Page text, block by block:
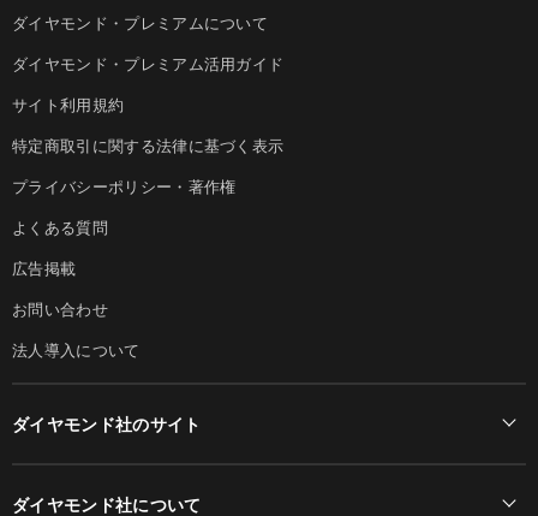
ダイヤモンド・プレミアムについて
ダイヤモンド・プレミアム活用ガイド
サイト利用規約
特定商取引に関する法律に基づく表示
プライバシーポリシー・著作権
よくある質問
広告掲載
お問い合わせ
法人導入について
ダイヤモンド社のサイト
ダイヤモンド社について